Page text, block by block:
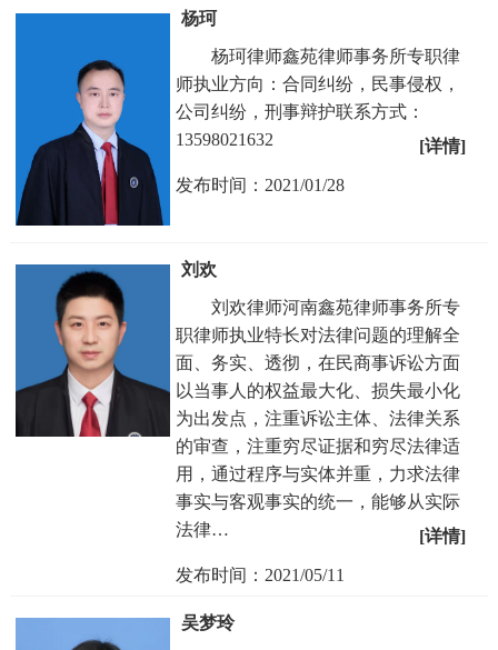
杨珂
杨珂律师鑫苑律师事务所专职律
师执业方向：合同纠纷，民事侵权，
公司纠纷，刑事辩护联系方式：
13598021632
[详情]
发布时间：2021/01/28
刘欢
刘欢律师河南鑫苑律师事务所专
职律师执业特长对法律问题的理解全
面、务实、透彻，在民商事诉讼方面
以当事人的权益最大化、损失最小化
为出发点，注重诉讼主体、法律关系
的审查，注重穷尽证据和穷尽法律适
用，通过程序与实体并重，力求法律
事实与客观事实的统一，能够从实际
法律…
[详情]
发布时间：2021/05/11
吴梦玲